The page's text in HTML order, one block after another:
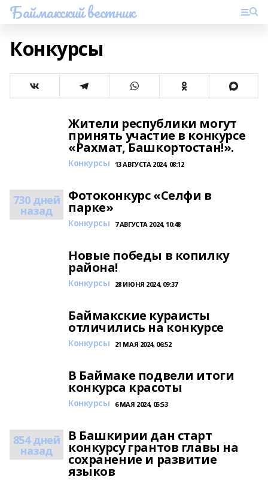
Баймакский вестник
Конкурсы
Жители республики могут
принять участие в конкурсе
«Рахмат, Башкортостан!».
Конкурсы 13 АВГУСТА 2024, 08:12
730 дней
назад
Фотоконкурс «Селфи в
парке»
Конкурсы 7 АВГУСТА 2024, 10:48
Новые победы в копилку
района!
Конкурсы 28 ИЮНЯ 2024, 09:37
Баймакские кураисты
отличились на конкурсе
Конкурсы 21 МАЯ 2024, 06:52
В Баймаке подвели итоги
конкурса красоты
Конкурсы 6 МАЯ 2024, 05:53
854 дней
назад
В Башкирии дан старт
конкурсу грантов главы на
сохранение и развитие
языков